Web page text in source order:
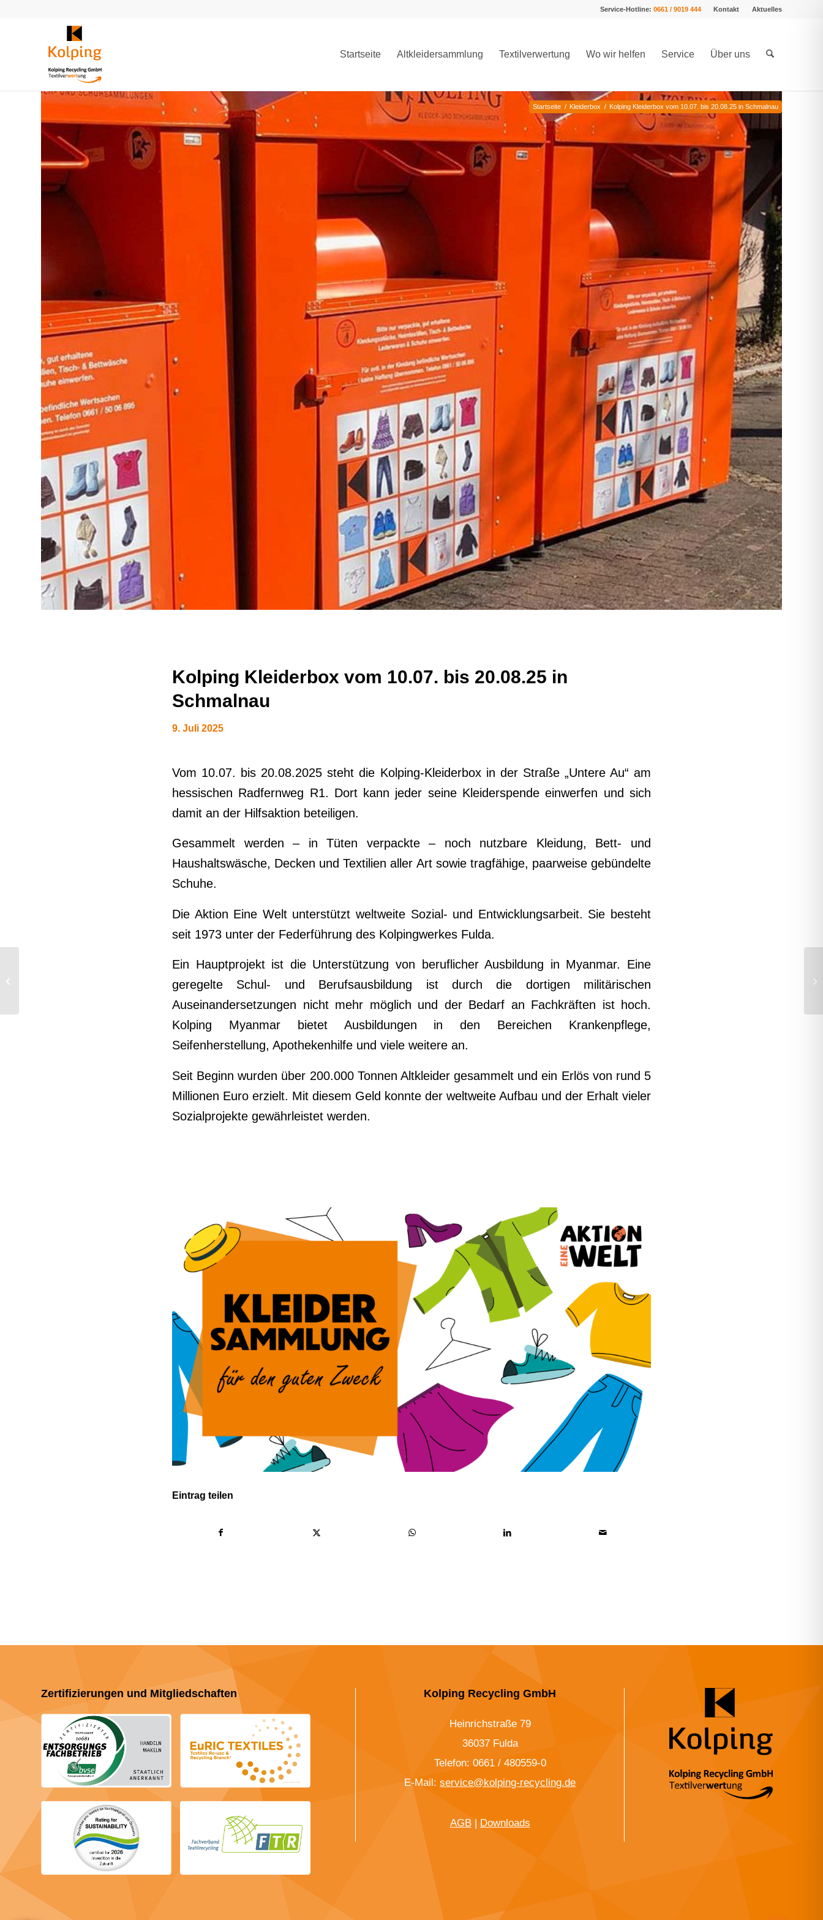
Kontakt Aktuelles
Service-Hotline: 0661 / 9019 444
Startseite Altkleidersammlung Textilverwertung Wo wir helfen Service Über uns
Startseite / Kleiderbox / Kolping Kleiderbox vom 10.07. bis 20.08.25 in Schmalnau
Kolping Kleiderbox vom 10.07. bis 20.08.25 in
Schmalnau
9. Juli 2025
Vom 10.07. bis 20.08.2025 steht die Kolping-Kleiderbox in der Straße „Untere Au“ am
hessischen Radfernweg R1. Dort kann jeder seine Kleiderspende einwerfen und sich
damit an der Hilfsaktion beteiligen.
Gesammelt werden – in Tüten verpackte – noch nutzbare Kleidung, Bett- und
Haushaltswäsche, Decken und Textilien aller Art sowie tragfähige, paarweise gebündelte
Schuhe.
Die Aktion Eine Welt unterstützt weltweite Sozial- und Entwicklungsarbeit. Sie besteht
seit 1973 unter der Federführung des Kolpingwerkes Fulda.
Ein Hauptprojekt ist die Unterstützung von beruflicher Ausbildung in Myanmar. Eine
geregelte Schul- und Berufsausbildung ist durch die dortigen militärischen
Auseinandersetzungen nicht mehr möglich und der Bedarf an Fachkräften ist hoch.
Kolping Myanmar bietet Ausbildungen in den Bereichen Krankenpflege,
Seifenherstellung, Apothekenhilfe und viele weitere an.
Seit Beginn wurden über 200.000 Tonnen Altkleider gesammelt und ein Erlös von rund 5
Millionen Euro erzielt. Mit diesem Geld konnte der weltweite Aufbau und der Erhalt vieler
Sozialprojekte gewährleistet werden.
Eintrag teilen
Zertifizierungen und Mitgliedschaften Kolping Recycling GmbH
Heinrichstraße 79
36037 Fulda
Telefon: 0661 / 480559-0
E-Mail:service@kolping-recycling.de
AGB| Downloads